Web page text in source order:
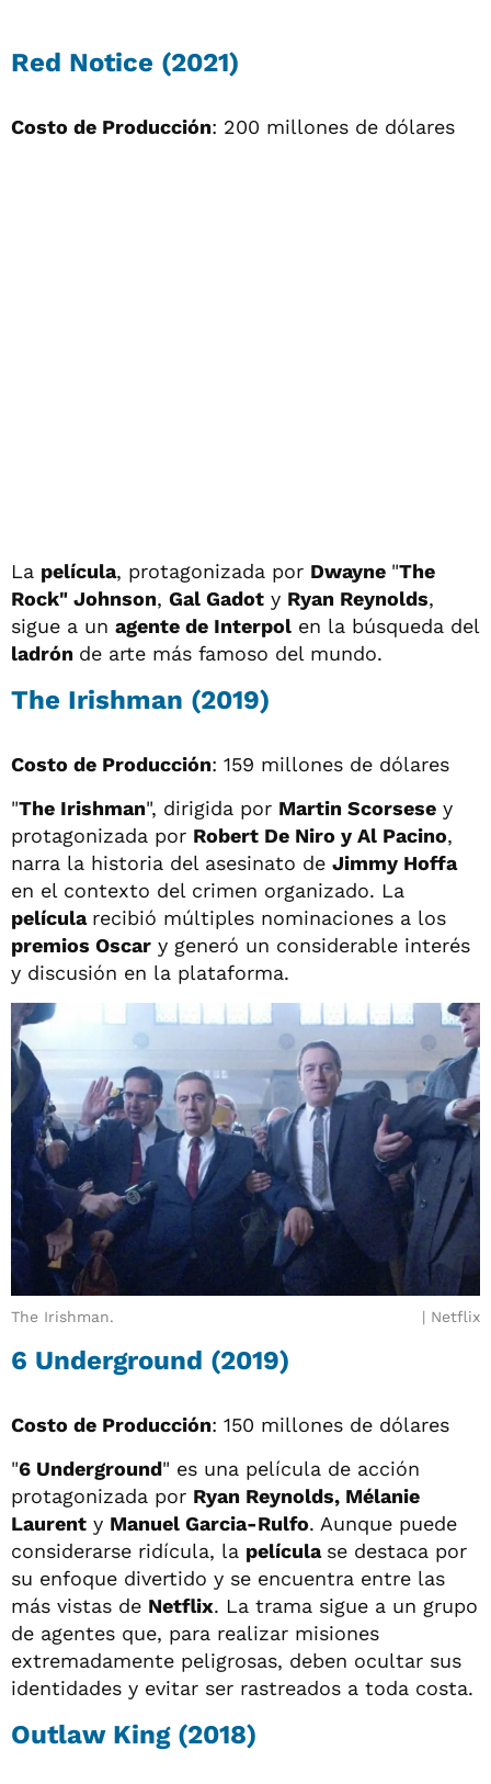
Red Notice (2021)
Costo de Producción: 200 millones de dólares
La película, protagonizada por Dwayne "The
Rock" Johnson, Gal Gadot y Ryan Reynolds,
sigue a un agente de Interpol en la búsqueda del
ladrón de arte más famoso del mundo.
The Irishman (2019)
Costo de Producción: 159 millones de dólares
"The Irishman", dirigida por Martin Scorsese y
protagonizada por Robert De Niro y Al Pacino,
narra la historia del asesinato de Jimmy Hoffa
en el contexto del crimen organizado. La
película recibió múltiples nominaciones a los
premios Oscar y generó un considerable interés
y discusión en la plataforma.
The Irishman. Netflix
6 Underground (2019)
Costo de Producción: 150 millones de dólares
"6 Underground" es una película de acción
protagonizada por Ryan Reynolds, Mélanie
Laurent y Manuel Garcia-Rulfo. Aunque puede
considerarse ridícula, la película se destaca por
su enfoque divertido y se encuentra entre las
más vistas de Netflix. La trama sigue a un grupo
de agentes que, para realizar misiones
extremadamente peligrosas, deben ocultar sus
identidades y evitar ser rastreados a toda costa.
Outlaw King (2018)